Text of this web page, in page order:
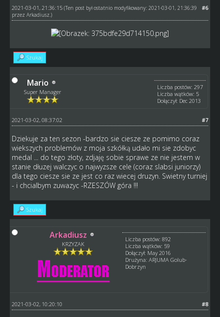
#6
2021-03-01, 21:36:15 (Ten post był ostatnio modyfikowany: 2021-03-01, 21:36:39
przez Arkadiusz .)
Szukaj
Mario
Super Manager
Liczba postów: 297
Liczba wątków: 5
Dołączył: Dec 2013
#7
2021-03-02, 08:37:02
Dziekuje za ten sezon -bardzo sie ciesze ze pomimo coraz
wiekszych problemów z moja szkółką udało mi sie zdobyc
medal ... do tego złoty, zdjaję sobie sprawe ze nie jestem w
stanie dłuzej walczyc o najwyzsze cele (coraz slabsi juniorzy)
dla tego ciesze sie ze jest co raz wiecej druzyn. Swietny turniej
- i chcialbym zuwazyc -RZESZÓW góra !!!
Szukaj
Arkadiusz
KRZYZAK
Liczba postów: 892
Liczba wątków: 59
Dołączył: May 2016
Drużyna: ARJUMA Golub-
Dobrzyn
#8
2021-03-02, 10:20:10